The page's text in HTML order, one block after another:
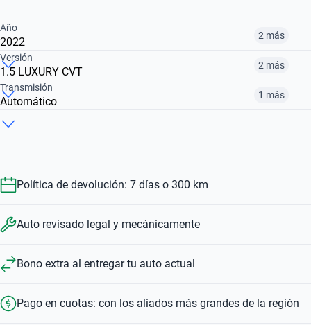
Año
2022 2 más
2021
$6.383.900
Versión
1.5 LUXURY CVT 2 más
1.5 LUXURY CVT
Transmisión
Automático 1 más
Política de devolución: 7 días o 300 km
Auto revisado legal y mecánicamente
Bono extra al entregar tu auto actual
Pago en cuotas: con los aliados más grandes de la región